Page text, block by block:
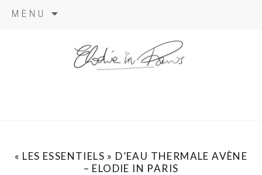
MENU
« LES ESSENTIELS » D’EAU THERMALE AVÈNE
– ELODIE IN PARIS